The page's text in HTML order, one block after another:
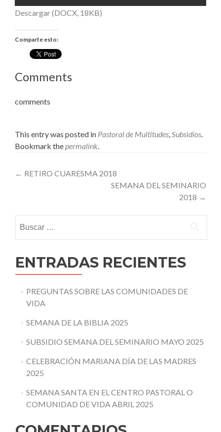
Descargar (DOCX, 18KB)
Comparte esto:
Comments
comments
This entry was posted in Pastoral de Multitudes,Subsidios.
Bookmark thepermalink.
Post
← RETIRO CUARESMA 2018
SEMANA DEL SEMINARIO
2018 →
ENTRADAS RECIENTES
PREGUNTAS SOBRE LAS COMUNIDADES DE
VIDA
SEMANA DE LA BIBLIA 2025
SUBSIDIO SEMANA DEL SEMINARIO MAYO 2025
CELEBRACIÓN MARIANA DÍA DE LAS MADRES
2025
SEMANA SANTA EN EL CENTRO PASTORAL O
COMUNIDAD DE VIDA ABRIL 2025